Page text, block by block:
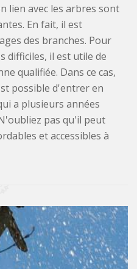
lien avec les arbres sont
En fait, il est
des branches. Pour
difficiles, il est utile de
qualifiée. Dans ce cas,
possible d'entrer en
a plusieurs années
pas qu'il peut
et accessibles à